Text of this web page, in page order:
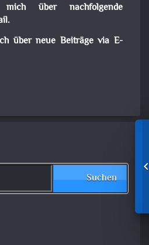
mich über nachfolgende
über neue Beiträge via E-
Suchen